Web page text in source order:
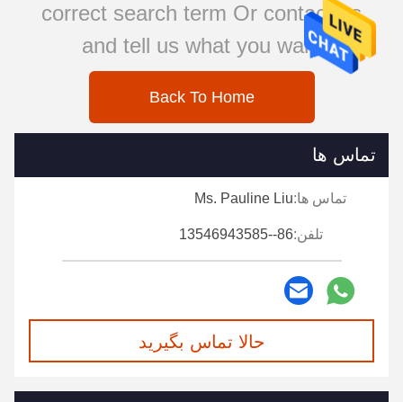
correct search term Or contact us
and tell us what you want
Back To Home
تماس ها
تماس ها:Ms. Pauline Liu
تلفن:86--13546943585
حالا تماس بگیرید